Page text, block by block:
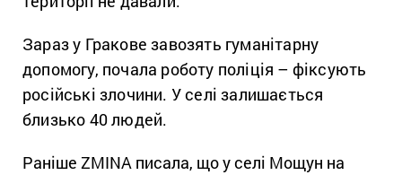
Зараз у Гракове завозять гуманітарну
допомогу, почала роботу поліція – фіксують
російські злочини. У селі залишається
близько 40 людей.
Раніше ZMINA писала, що у селі Мощун на